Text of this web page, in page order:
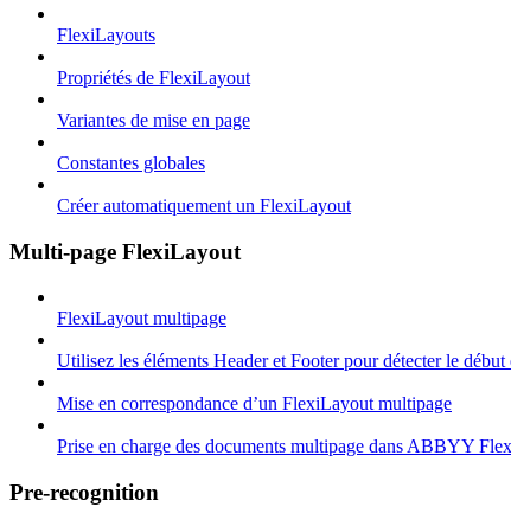
FlexiLayouts
Propriétés de FlexiLayout
Variantes de mise en page
Constantes globales
Créer automatiquement un FlexiLayout
Multi-page FlexiLayout
FlexiLayout multipage
Utilisez les éléments Header et Footer pour détecter le
Mise en correspondance d’un FlexiLayout multipage
Prise en charge des documents multipage dans ABBYY
Pre-recognition